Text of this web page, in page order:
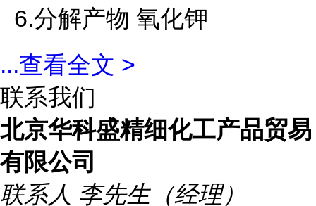
6.分解产物 氧化钾
...查看全文 >
联系我们
北京华科盛精细化工产品贸易
有限公司
联系人 李先生（经理）